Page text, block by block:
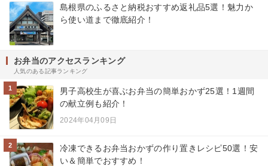
島根県のふるさと納税おすすめ返礼品5選！魅力か
ら使い道まで徹底紹介！
お弁当のアクセスランキング
人気のある記事ランキング
1
男子高校生が喜ぶお弁当の簡単おかず25選！1週間
の献立例も紹介！
2024年04月09日
2
冷凍できるお弁当おかずの作り置きレシピ50選！安
い＆簡単でおすすめ！